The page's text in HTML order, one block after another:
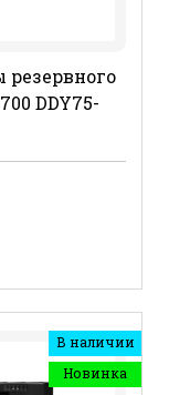
DDY75-
В наличии
Новинка